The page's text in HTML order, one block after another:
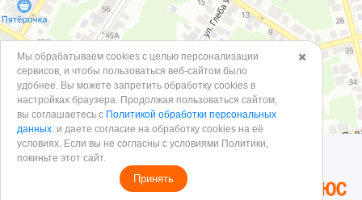
✖️
Мы обрабатываем cookies с целью персонализации
сервисов, и чтобы пользоваться веб-сайтом было
удобнее. Вы можете запретить обработку сookies в
настройках браузера. Продолжая пользоваться сайтом,
вы соглашаетесь с Политикой обработки персональных
данных. и даете согласие на обработку cookies на её
условиях. Если вы не согласны с условиями Политики,
покиньте этот сайт.
Принять